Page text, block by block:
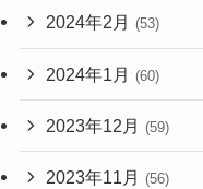
2024年2月 (53)
2024年1月 (60)
2023年12月 (59)
2023年11月 (56)